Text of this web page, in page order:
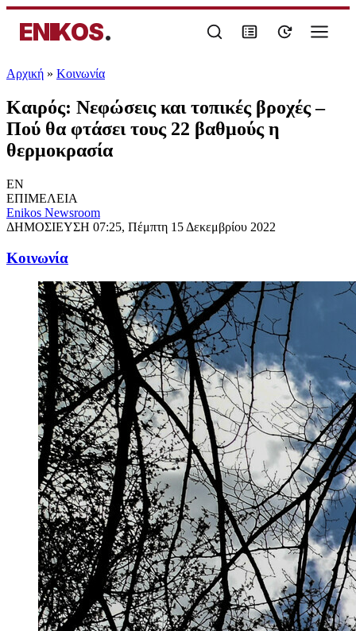
ENIKOS.
Αρχική » Κοινωνία
Καιρός: Νεφώσεις και τοπικές βροχές –
Πού θα φτάσει τους 22 βαθμούς η
θερμοκρασία
EN
ΕΠΙΜΕΛΕΙΑ
Enikos Newsroom
ΔΗΜΟΣΙΕΥΣΗ 07:25, Πέμπτη 15 Δεκεμβρίου 2022
Κοινωνία